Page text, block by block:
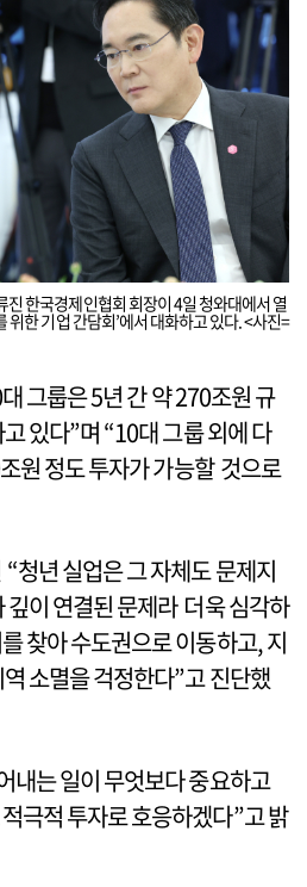
한국경제인협회 회장이 4일 청와대에서 열
위한 기업 간담회’에서 대화하고 있다. <사진=
그룹은 5년 간 약 270조원 규
있다”며 “10대 그룹 외에 다
원 정도 투자가 가능할 것으로
청년 실업은 그 자체도 문제지
깊이 연결된 문제라 더욱 심각하
찾아 수도권으로 이동하고, 지
소멸을 걱정한다”고 진단했
내는 일이 무엇보다 중요하고
극적 투자로 호응하겠다”고 밝